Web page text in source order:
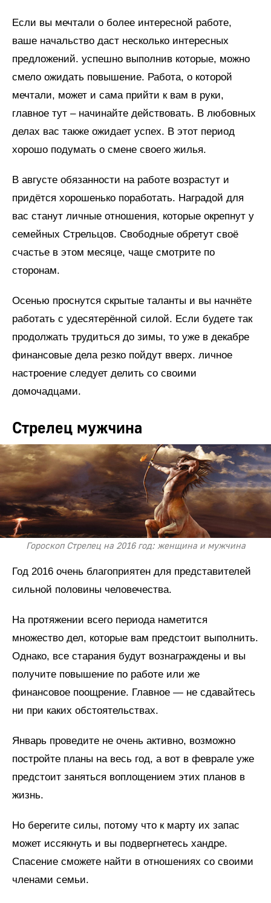
Если вы мечтали о более интересной работе,
ваше начальство даст несколько интересных
предложений. успешно выполнив которые, можно
смело ожидать повышение. Работа, о которой
мечтали, может и сама прийти к вам в руки,
главное тут – начинайте действовать. В любовных
делах вас также ожидает успех. В этот период
хорошо подумать о смене своего жилья.
В августе обязанности на работе возрастут и
придётся хорошенько поработать. Наградой для
вас станут личные отношения, которые окрепнут у
семейных Стрельцов. Свободные обретут своё
счастье в этом месяце, чаще смотрите по
сторонам.
Осенью проснутся скрытые таланты и вы начнёте
работать с удесятерённой силой. Если будете так
продолжать трудиться до зимы, то уже в декабре
финансовые дела резко пойдут вверх. личное
настроение следует делить со своими
домочадцами.
Стрелец мужчина
Гороскоп Стрелец на 2016 год: женщина и мужчина
Год 2016 очень благоприятен для представителей
сильной половины человечества.
На протяжении всего периода наметится
множество дел, которые вам предстоит выполнить.
Однако, все старания будут вознаграждены и вы
получите повышение по работе или же
финансовое поощрение. Главное — не сдавайтесь
ни при каких обстоятельствах.
Январь проведите не очень активно, возможно
постройте планы на весь год, а вот в феврале уже
предстоит заняться воплощением этих планов в
жизнь.
Но берегите силы, потому что к марту их запас
может иссякнуть и вы подвергнетесь хандре.
Спасение сможете найти в отношениях со своими
членами семьи.